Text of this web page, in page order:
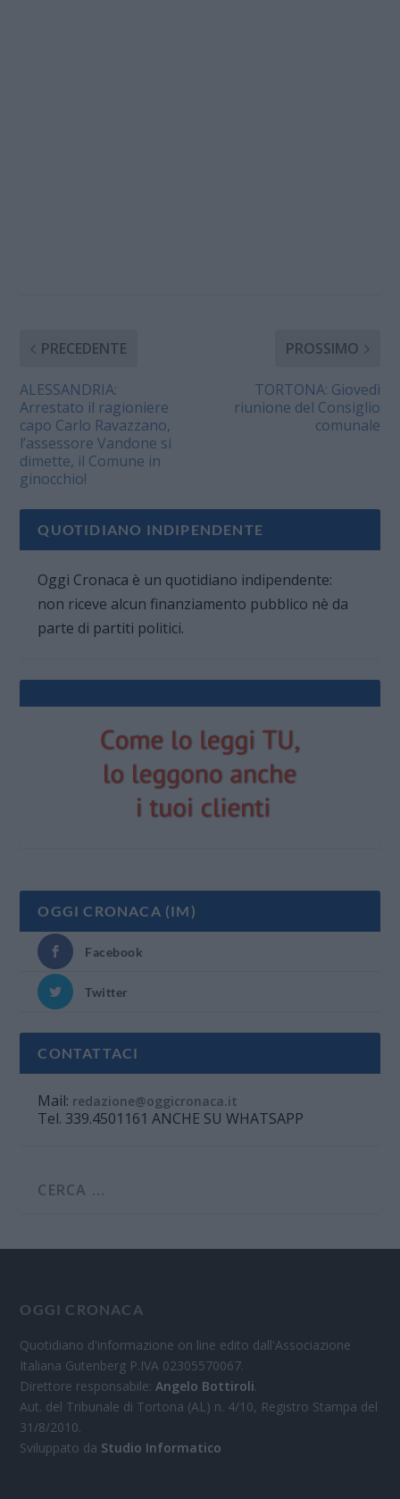
PRECEDENTE
ALESSANDRIA:
Arrestato il ragioniere
capo Carlo Ravazzano,
l’assessore Vandone si
dimette, il Comune in
ginocchio!
PROSSIMO
TORTONA: Giovedì
riunione del Consiglio
comunale
QUOTIDIANO INDIPENDENTE
Oggi Cronaca è un quotidiano indipendente:
non riceve alcun finanziamento pubblico nè da
parte di partiti politici.
OGGI CRONACA (IM)
Facebook
Twitter
CONTATTACI
Mail: redazione@oggicronaca.it
Tel. 339.4501161 ANCHE SU WHATSAPP
OGGI CRONACA
Quotidiano d'informazione on line edito dall'Associazione
Italiana Gutenberg P.IVA 02305570067.
Direttore responsabile:Angelo Bottiroli.
Aut. del Tribunale di Tortona (AL) n. 4/10, Registro Stampa del
31/8/2010.
Sviluppato da Studio Informatico